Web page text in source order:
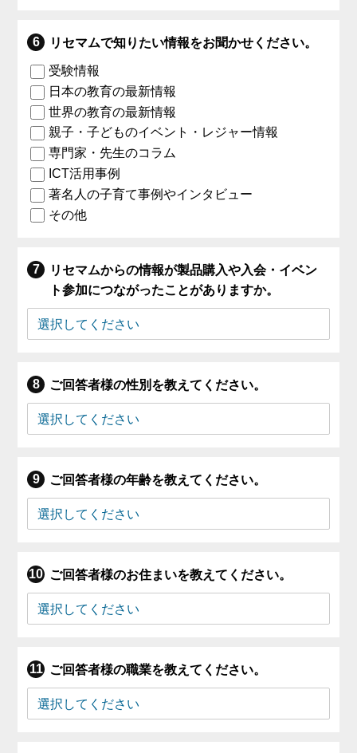
リセマムで知りたい情報をお聞かせください。
受験情報
日本の教育の最新情報
世界の教育の最新情報
親子・子どものイベント・レジャー情報
専門家・先生のコラム
ICT活用事例
著名人の子育て事例やインタビュー
その他
リセマムからの情報が製品購入や入会・イベン
ト参加につながったことがありますか。
ご回答者様の性別を教えてください。
ご回答者様の年齢を教えてください。
ご回答者様のお住まいを教えてください。
ご回答者様の職業を教えてください。